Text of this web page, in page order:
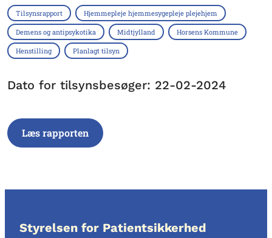
Tilsynsrapport Hjemmepleje hjemmesygepleje plejehjem
Demens og antipsykotika Midtjylland Horsens Kommune
Henstilling Planlagt tilsyn
Dato for tilsynsbesøger: 22-02-2024
Læs rapporten
Styrelsen for Patientsikkerhed